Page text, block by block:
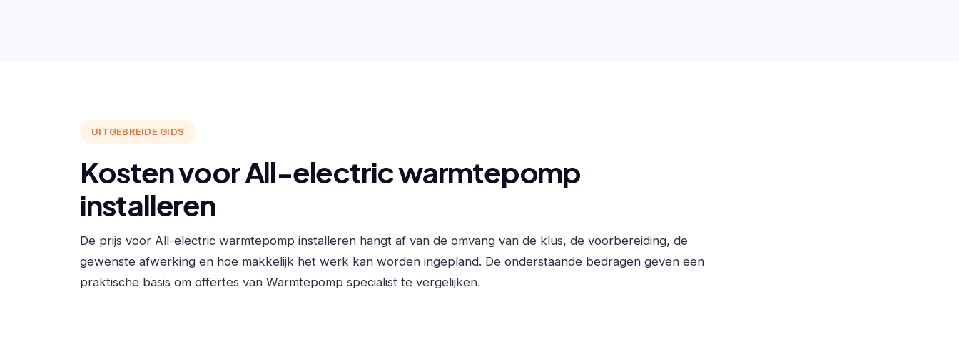
UITGEBREIDE GIDS
Kosten voor All-electric warmtepomp
installeren
De prijs voor All-electric warmtepomp installeren hangt af van de omvang van de klus, de voorbereiding, de
gewenste afwerking en hoe makkelijk het werk kan worden ingepland. De onderstaande bedragen geven een
praktische basis om offertes van Warmtepomp specialist te vergelijken.